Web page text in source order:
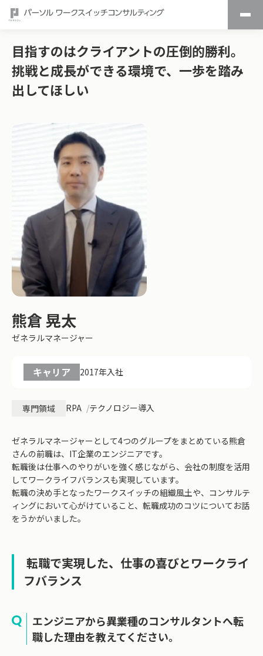
目指すのはクライアントの圧倒的勝利。
挑戦と成長ができる環境で、一歩を踏み
出してほしい
熊倉 晃太
ゼネラルマネージャー
キャリア 2017年入社
専門領域 RPA テクノロジー導入
ゼネラルマネージャーとして4つのグループをまとめている熊倉
さんの前職は、IT企業のエンジニアです。
転職後は仕事へのやりがいを強く感じながら、会社の制度を活用
してワークライフバランスも実現しています。
転職の決め手となったワークスイッチの組織風土や、コンサルテ
ィングにおいて心がけていること、転職成功のコツについてお話
をうかがいました。
転職で実現した、仕事の喜びとワークライ
フバランス
エンジニアから異業種のコンサルタントへ転
職した理由を教えてください。